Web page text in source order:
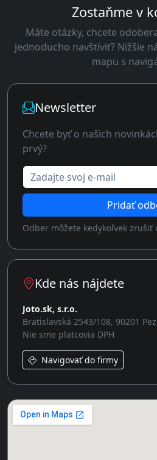
Zostaňme v
Máte otázky, chcete
jednoducho navštíviť? Nižšie
mapu s
Newsletter
Chcete byť o našich
prvý?
Zadajte svoj e-mail
Pridať
Odber môžete kedykoľvek zrušiť
Kde nás nájdete
Joto.sk, s.r.o.
Bratislavská 2543/108, 90201
Nie sme platcovia DPH
Navigovať do firmy